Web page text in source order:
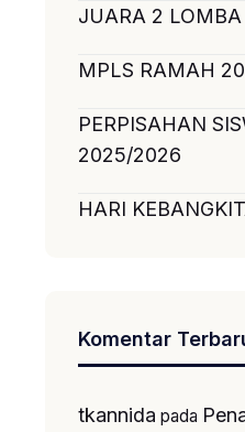
JUARA 2
MPLS RAMAH
PERPISAHAN
2025/2026
HARI
Komentar
tkannida pada